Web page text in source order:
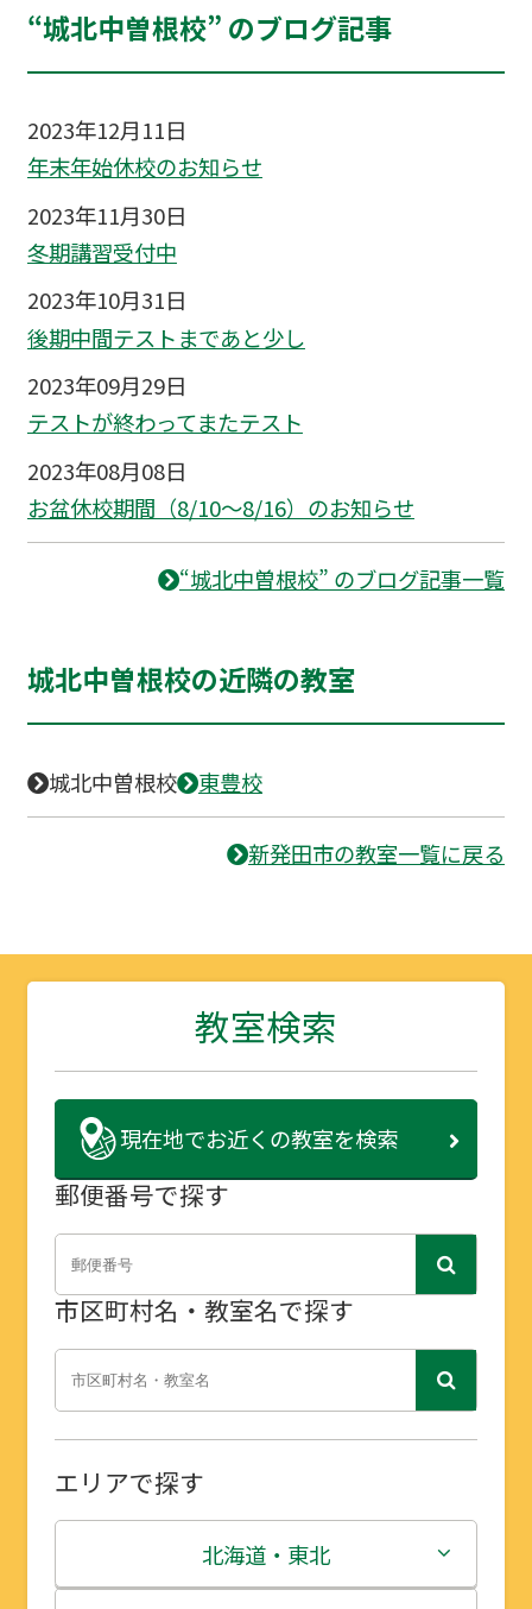
“城北中曽根校” のブログ記事
2023年12月11日
年末年始休校のお知らせ
2023年11月30日
冬期講習受付中
2023年10月31日
後期中間テストまであと少し
2023年09月29日
テストが終わってまたテスト
2023年08月08日
お盆休校期間（8/10～8/16）のお知らせ
“城北中曽根校” のブログ記事一覧
城北中曽根校の近隣の教室
城北中曽根校 東豊校
新発田市の教室一覧に戻る
教室検索
現在地でお近くの教室を検索
郵便番号で探す
市区町村名・教室名で探す
エリアで探す
北海道・東北